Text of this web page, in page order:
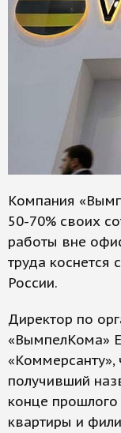
Компания
50-70% своих
работы вне
труда коснется
России.
Директор по
«ВымпелКома»
получивший
конце
квартиры и